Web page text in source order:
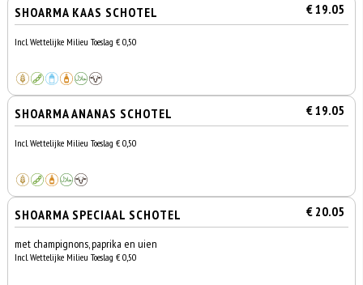
SHOARMA KAAS SCHOTEL € 19.05
Incl. Wettelijke Milieu Toeslag € 0,50
SHOARMA ANANAS SCHOTEL € 19.05
Incl. Wettelijke Milieu Toeslag € 0,50
SHOARMA SPECIAAL SCHOTEL € 20.05
met champignons, paprika en uien
Incl. Wettelijke Milieu Toeslag € 0,50